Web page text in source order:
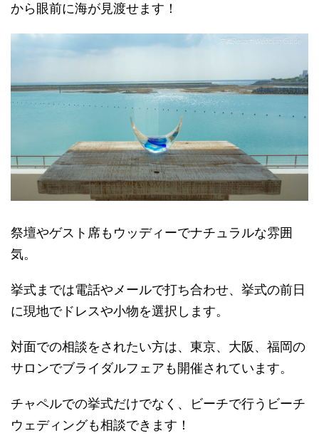
から眼前に海が見渡せます！
祭壇やゲスト席もウッディーでナチュラルな雰囲
気。
挙式までは電話やメールで打ち合わせ、挙式の前日
に現地でドレスや小物を選択します。
対面での相談をされたい方は、東京、大阪、福岡の
サロンでブライダルフェアも開催されています。
チャペルでの挙式だけでなく、ビーチで行うビーチ
ウェディングも相談できます！